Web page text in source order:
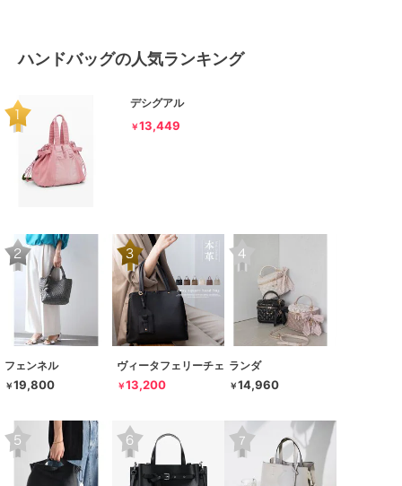
ハンドバッグの人気ランキング
デシグアル
￥13,449
フェンネル
￥19,800
ヴィータフェリーチェ
￥13,200
ランダ
￥14,960